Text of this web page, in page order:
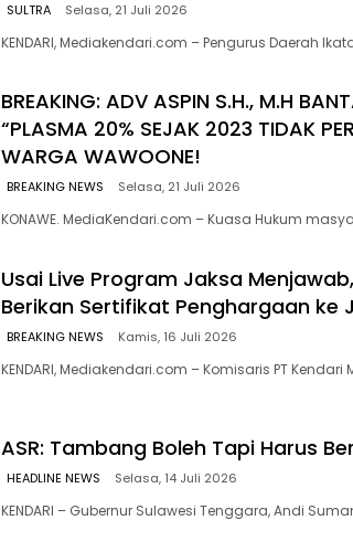
SULTRA Selasa, 21 Juli 2026
KENDARI, Mediakendari.com – Pengurus Daerah
BREAKING: ADV ASPIN S.H., M.H
“PLASMA 20% SEJAK 2023 TIDAK
WARGA WAWOONE!
BREAKING NEWS Selasa, 21 Juli 2026
KONAWE. MediaKendari.com – Kuasa Hukum
Usai Live Program Jaksa
Berikan Sertifikat Penghargaan ke
BREAKING NEWS Kamis, 16 Juli 2026
‎KENDARI, Mediakendari.com – Komisaris PT
ASR: Tambang Boleh Tapi Harus
HEADLINE NEWS Selasa, 14 Juli 2026
KENDARI – Gubernur Sulawesi Tenggara, Andi